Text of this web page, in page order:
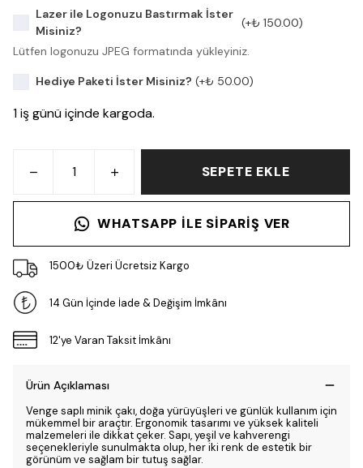
Lazer ile Logonuzu Bastırmak İster
Misiniz?
(+₺ 150.00)
Lütfen logonuzu JPEG formatında yükleyiniz.
Hediye Paketi İster Misiniz? (+₺ 50.00)
1 iş günü içinde kargoda.
SEPETE EKLE
WHATSAPP ILE SIPARIŞ VER
1500₺ Üzeri Ücretsiz Kargo
14 Gün İçinde İade & Değişim İmkânı
12'ye Varan Taksit İmkânı
Ürün Açıklaması
Venge saplı minik çakı, doğa yürüyüşleri ve günlük kullanım için
mükemmel bir araçtır. Ergonomik tasarımı ve yüksek kaliteli
malzemeleri ile dikkat çeker. Sapı, yeşil ve kahverengi
seçenekleriyle sunulmakta olup, her iki renk de estetik bir
görünüm ve sağlam bir tutuş sağlar.